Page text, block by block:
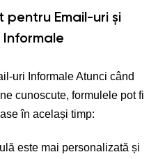
pentru Email-uri și
Informale
uri Informale Atunci când
cunoscute, formulele pot fi
în același timp:
este mai personalizată și